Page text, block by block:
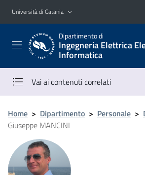
Vai al contenuto principale
Vai al menu di navigazione
Università di Catania
Dipartimento di
Ingegneria Elettrica
Informatica
Vai ai contenuti correlati
Home > Dipartimento > Personale >
Giuseppe MANCINI